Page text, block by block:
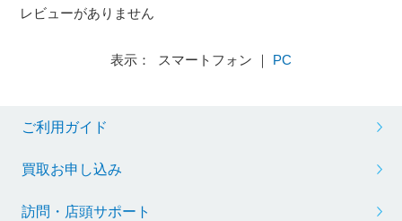
レビューがありません
表示： スマートフォン ｜ PC
ご利用ガイド
買取お申し込み
訪問・店頭サポート